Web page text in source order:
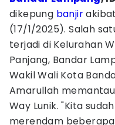
dikepung banjirakibat
(17/1/2025). Salah
terjadi di Kelurahan
Panjang, Bandar
Wakil Wali Kota
Amarullah
Way Lunik. "Kita
merendam